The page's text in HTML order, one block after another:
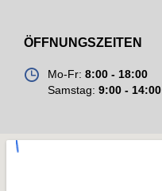
ÖFFNUNGSZEITEN
Mo-Fr: 8:00 - 18:00
Samstag: 9:00 - 14:00